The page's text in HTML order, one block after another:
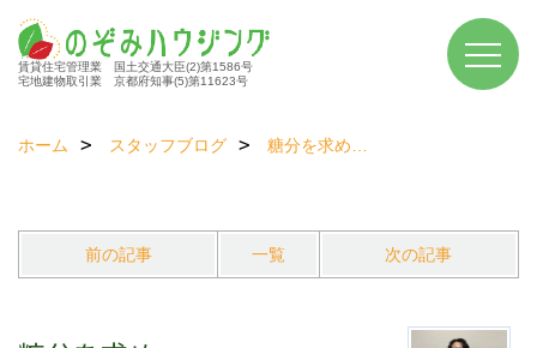
賃貸住宅管理業 国土交通大臣(2)第1586号
宅地建物取引業 京都府知事(5)第11623号
ホーム スタッフブログ 糖分を求め…
前の記事 一覧 次の記事